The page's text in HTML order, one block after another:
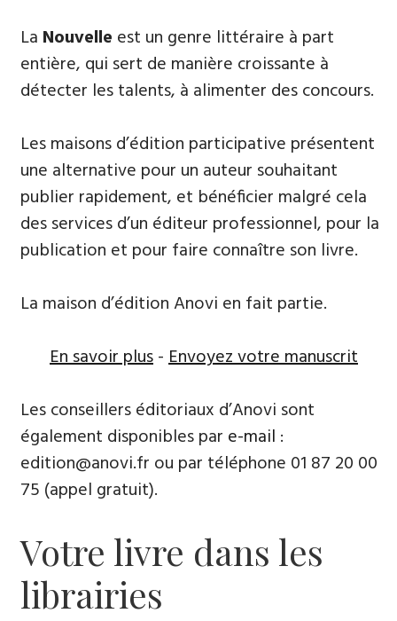
La Nouvelle est un genre littéraire à part
entière, qui sert de manière croissante à
détecter les talents, à alimenter des concours.
Les maisons d’édition participative présentent
une alternative pour un auteur souhaitant
publier rapidement, et bénéficier malgré cela
des services d’un éditeur professionnel, pour la
publication et pour faire connaître son livre.
La maison d’édition Anovi en fait partie.
En savoir plus-Envoyez votre manuscrit
Les conseillers éditoriaux d’Anovi sont
également disponibles par e-mail :
edition@anovi.fr ou par téléphone ​​0​1 87 20 00
75 (appel gratuit).
Votre livre dans les
librairies